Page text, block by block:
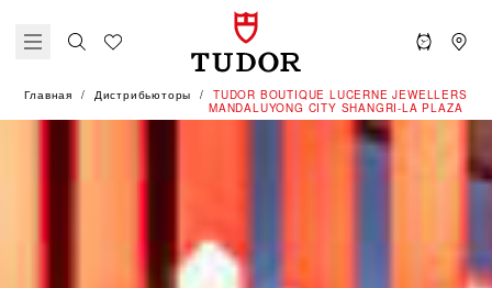
Главная Дистрибьюторы
‭TUDOR BOUTIQUE LUCERNE JEWELLERS
MANDALUYONG CITY SHANGRI-LA PLAZA‬